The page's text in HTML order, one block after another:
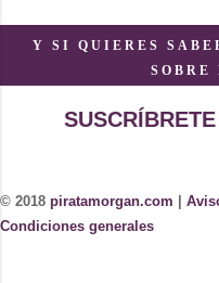
Y SI QUIERES
SOBRE
© 2018 piratamorgan.com
Condiciones generales